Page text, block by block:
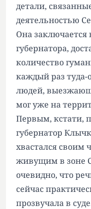
детали,
деятельностью
Она заключается
губернатора,
количество
каждый раз
людей,
мог уже на
Первым, кстати,
губернатор
хвастался своим
живущим в зоне
очевидно, что
сейчас
прозвучала в